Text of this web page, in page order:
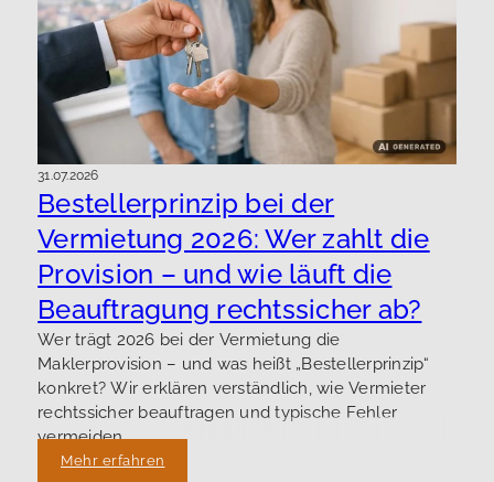
31.07.2026
Bestellerprinzip bei der
Vermietung 2026: Wer zahlt die
Provision – und wie läuft die
Beauftragung rechtssicher ab?
Wer trägt 2026 bei der Vermietung die
Maklerprovision – und was heißt „Bestellerprinzip“
konkret? Wir erklären verständlich, wie Vermieter
rechtssicher beauftragen und typische Fehler
vermeiden.
Mehr erfahren